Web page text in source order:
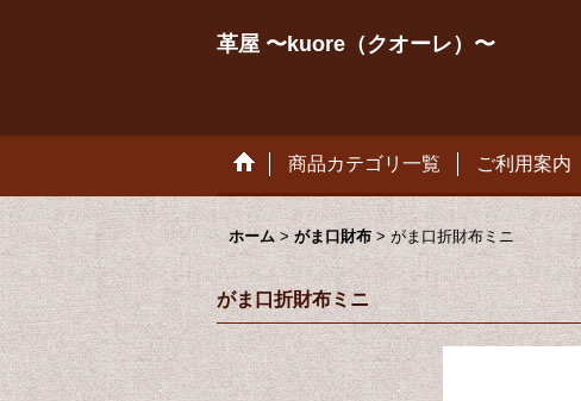
革屋 〜kuore（クオーレ）〜
商品カテゴリ一覧 ご利用案内
ホーム > がま口財布 > がま口折財布ミニ
がま口折財布ミニ